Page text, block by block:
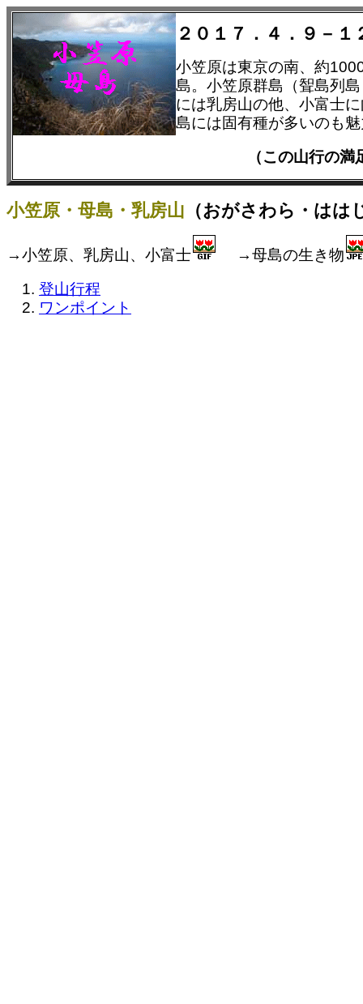
２０１７．４．９－
小笠原は東京の南、約
島。小笠原群島（聟島列
には乳房山の他、小富士
島には固有種が多いのも
（この山行の
小笠原・母島・乳房山 （おがさわら・はは
→小笠原、乳房山、小富士 →母島の生き物
登山行程
ワンポイント